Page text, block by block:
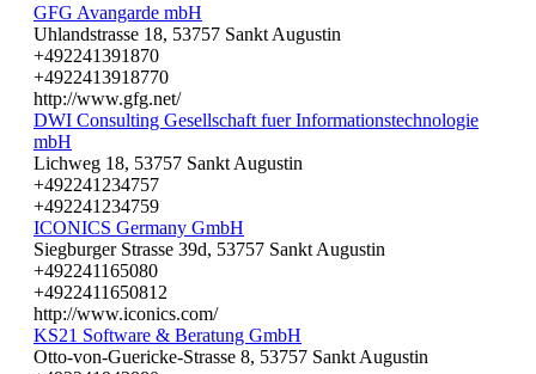
GFG Avangarde mbH
Uhlandstrasse 18, 53757 Sankt Augustin
+492241391870
+4922413918770
http://www.gfg.net/
DWI Consulting Gesellschaft fuer Informationstechnologie
mbH
Lichweg 18, 53757 Sankt Augustin
+492241234757
+492241234759
ICONICS Germany GmbH
Siegburger Strasse 39d, 53757 Sankt Augustin
+492241165080
+4922411650812
http://www.iconics.com/
KS21 Software & Beratung GmbH
Otto-von-Guericke-Strasse 8, 53757 Sankt Augustin